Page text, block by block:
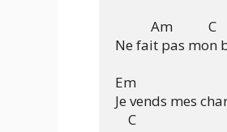
           Am           C
Ne fait pas mon
Em
Je vends mes
    C